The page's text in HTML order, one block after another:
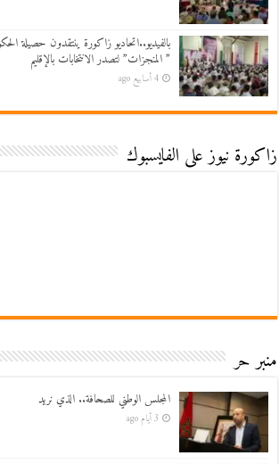
بالفيديو..اتحاديو زاكورة ينتقدون حصيلة
” المنجزات” لتصدر الانتخابات بالإقليم
4 أسابيع ago
زاكورة نيوز على الفايسبوك
منبر حر
المجلس الوطني للصحافة.. الذي نريد
3 أيام ago